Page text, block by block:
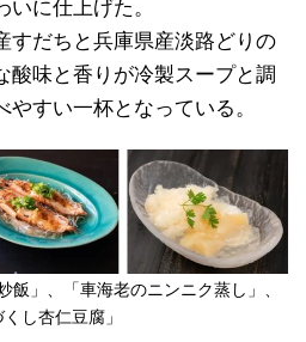
に仕上げた。
すだちと兵庫県産淡路どりの
酸味と香りが冷製スープと調
すい一杯となっている。
飯」、「車海老のニンニク蒸し」、
くし杏仁豆腐」